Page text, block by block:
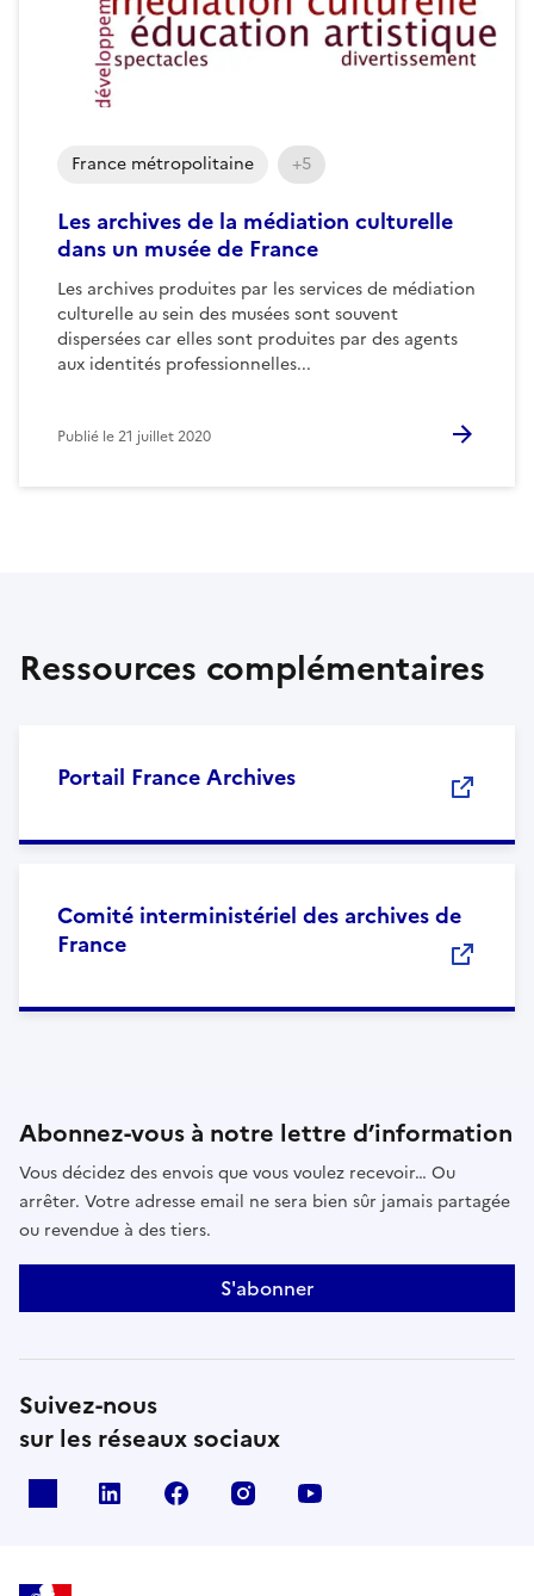
Les archives de la médiation culturelle
dans un musée de France
Les archives produites par les services de médiation
culturelle au sein des musées sont souvent
dispersées car elles sont produites par des agents
aux identités professionnelles...
France métropolitaine +5
Publié le21 juillet 2020
Ressources complémentaires
Portail France Archives
Comité interministériel des archives de
France
Abonnez-vous à notre lettre d’information
Vous décidez des envois que vous voulez recevoir… Ou
arrêter. Votre adresse email ne sera bien sûr jamais partagée
ou revendue à des tiers.
S'abonner
Suivez-nous
sur les réseaux sociaux
linkedin facebook instagram